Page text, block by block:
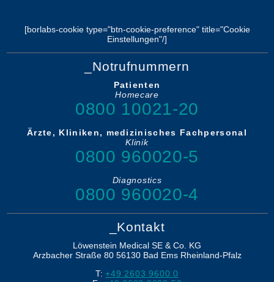
[borlabs-cookie type="btn-cookie-preference" title="Cookie
Einstellungen"/]
_Notrufnummern
Patienten
Homecare
0800 10021-20
Ärzte, Kliniken, medizinisches Fachpersonal
Klinik
0800 960020-5
Diagnostics
0800 960020-4
_Kontakt
Löwenstein Medical SE & Co. KG
Arzbacher Straße 80 56130 Bad Ems Rheinland-Pfalz
T: +49 2603 9600 0